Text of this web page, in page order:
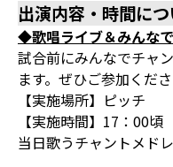
出演内容・時間につ
◆歌唱ライブ＆みんな
試合前にみんなでチャ
ます。ぜひご参加くださ
【実施場所】ピッチ
【実施時間】17：00頃
当日歌うチャントメド